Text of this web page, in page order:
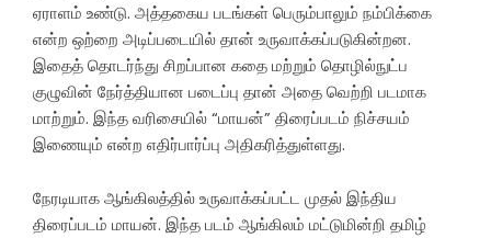
ஏராளம் உண்டு. அத்தகைய படங்கள் பெரும்பாலும் நம்பிக்கை
என்ற ஒற்றை அடிப்படையில் தான் உருவாக்கப்படுகின்றன.
இதைத் தொடர்ந்து சிறப்பான கதை மற்றும் தொழில்நுட்ப
குழுவின் நேர்த்தியான படைப்பு தான் அதை வெற்றி படமாக
மாற்றும். இந்த வரிசையில் “மாயன்” திரைப்படம் நிச்சயம்
இணையும் என்ற எதிர்பார்ப்பு அதிகரித்துள்ளது.
நேரடியாக ஆங்கிலத்தில் உருவாக்கப்பட்ட முதல் இந்திய
திரைப்படம் மாயன். இந்த படம் ஆங்கிலம் மட்டுமின்றி தமிழ்